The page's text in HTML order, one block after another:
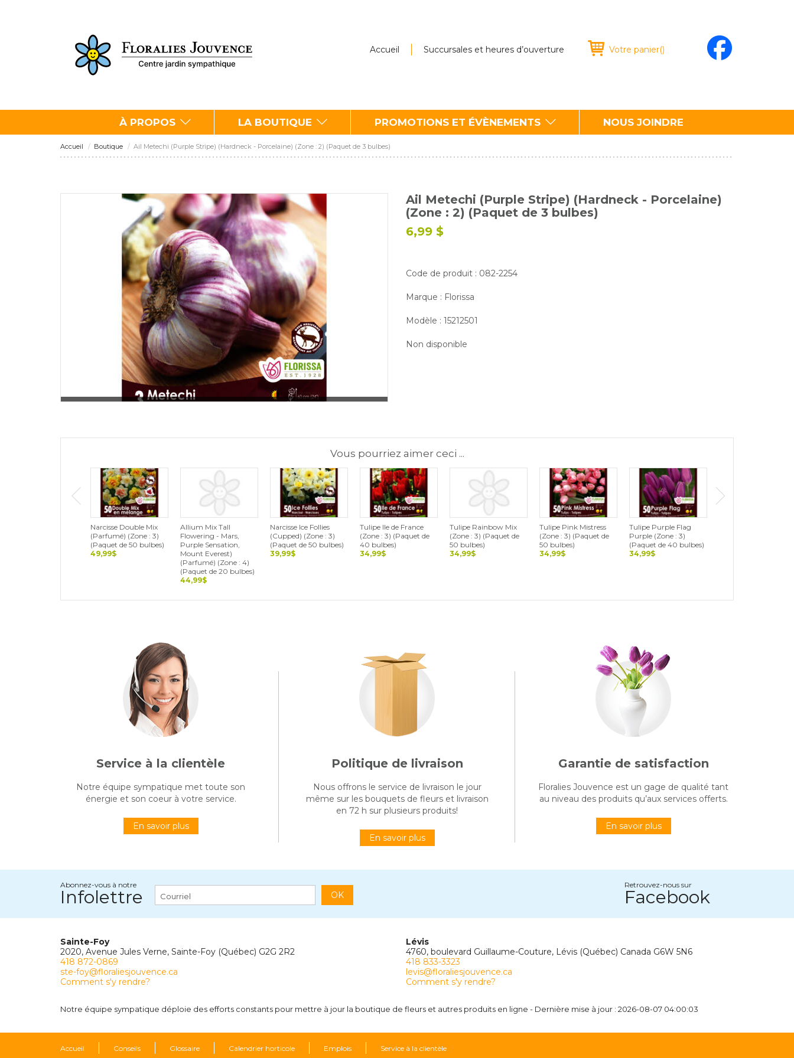
Accueil Succursales et heures d’ouverture Votre panier()
À PROPOS LA BOUTIQUE PROMOTIONS ET ÉVÈNEMENTS NOUS JOINDRE
Accueil Boutique Ail Metechi (Purple Stripe) (Hardneck - Porcelaine) (Zone : 2) (Paquet de 3 bulbes)
Ail Metechi (Purple Stripe) (Hardneck - Porcelaine)
(Zone : 2) (Paquet de 3 bulbes)
6,99 $
Code de produit : 082-2254
Marque : Florissa
Modèle : 15212501
Non disponible
Vous pourriez aimer ceci ...
Narcisse Double Mix
(Parfumé) (Zone : 3)
(Paquet de 50 bulbes)
49,99$
Allium Mix Tall
Flowering - Mars,
Purple Sensation,
Mount Everest)
(Parfumé) (Zone : 4)
(Paquet de 20 bulbes)
44,99$
Narcisse Ice Follies
(Cupped) (Zone : 3)
(Paquet de 50 bulbes)
39,99$
Tulipe Ile de France
(Zone : 3) (Paquet de
40 bulbes)
34,99$
Tulipe Rainbow Mix
(Zone : 3) (Paquet de
50 bulbes)
34,99$
Tulipe Pink Mistress
(Zone : 3) (Paquet de
50 bulbes)
34,99$
Tulipe Purple Flag
Purple (Zone : 3)
(Paquet de 40 bulbes)
34,99$
Service à la clientèle
Notre équipe sympatique met toute son
énergie et son coeur à votre service.
En savoir plus
Politique de livraison
Nous offrons le service de livraison le jour
même sur les bouquets de fleurs et livraison
en 72 h sur plusieurs produits!
En savoir plus
Garantie de satisfaction
Floralies Jouvence est un gage de qualité tant
au niveau des produits qu’aux services offerts.
En savoir plus
Abonnez-vous à notre
Infolettre OK
Retrouvez-nous sur
Facebook
Sainte-Foy
2020, Avenue Jules Verne, Sainte-Foy (Québec) G2G 2R2
418 872-0869
ste-foy@floraliesjouvence.ca
Comment s'y rendre?
Lévis
4760, boulevard Guillaume-Couture, Lévis (Québec) Canada G6W 5N6
418 833-3323
levis@floraliesjouvence.ca
Comment s'y rendre?
Notre équipe sympatique déploie des efforts constants pour mettre à jour la boutique de fleurs et autres produits en ligne - Dernière mise à jour : 2026-08-07 04:00:03
Accueil Conseils Glossaire Calendrier horticole Emplois Service à la clientèle